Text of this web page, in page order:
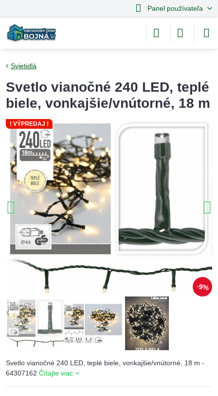
Panel používateľa
! VÝPREDAJ !
9%
Svietidlá
Svetlo vianočné 240 LED, teplé
biele, vonkajšie/vnútorné, 18 m
Svetlo vianočné 240 LED, teplé biele, vonkajšie/vnútorné, 18 m -
64307162 Čítajte viac